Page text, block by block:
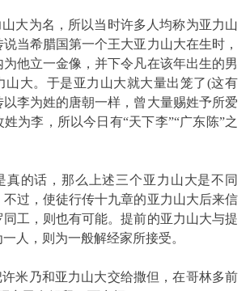
大为名，所以当时许多人均称为亚力山
当希腊国第一个王大亚力山大在生时，
他立一金像，并下令凡在该年出生的男
山大。于是亚力山大就大量出笼了(这有
以李为姓的唐朝一样，曾大量赐姓予所爱
为李，所以今日有“天下李”“广东陈”之
真的话，那么上述三个亚力山大是不同
不过，使徒行传十九章的亚力山大后来信
工，则也有可能。提前的亚力山大与提
人，则为一般解经家所接受。
许米乃和亚力山大交给撒但，在哥林多前